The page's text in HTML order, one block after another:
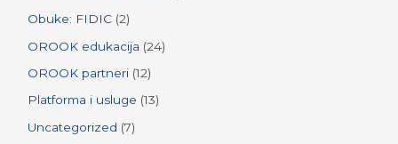
Obuke: FIDIC (2)
OROOK edukacija (24)
OROOK partneri (12)
Platforma i usluge (13)
Uncategorized (7)